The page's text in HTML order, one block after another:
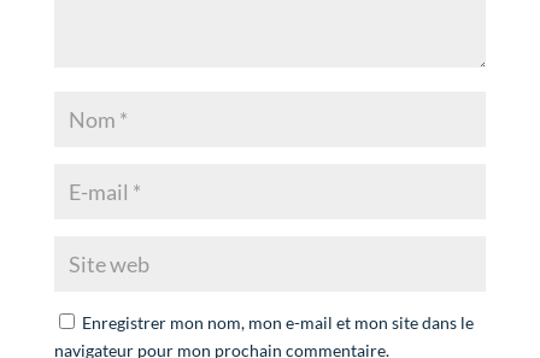
Enregistrer mon nom, mon e-mail et mon site dans le
navigateur pour mon prochain commentaire.